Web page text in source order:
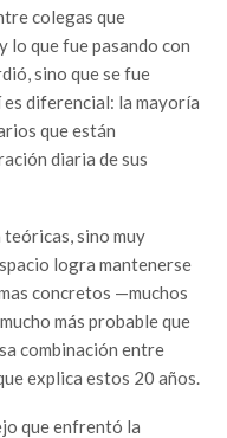
colegas que
lo que fue pasando con
sino que se fue
es diferencial: la mayoría
que están
diaria de sus
teóricas, sino muy
logra mantenerse
concretos —muchos
más probable que
combinación entre
explica estos 20 años.
que enfrentó la